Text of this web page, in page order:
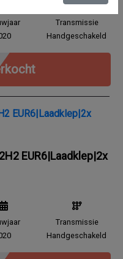
Transmissie
Handgeschakeld
EUR6|Laadklep|2x
Transmissie
Handgeschakeld